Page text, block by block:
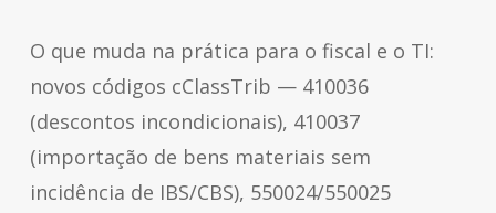
O que muda na prática para o fiscal e o TI:
novos códigos cClassTrib — 410036
(descontos incondicionais), 410037
(importação de bens materiais sem
incidência de IBS/CBS), 550024/550025